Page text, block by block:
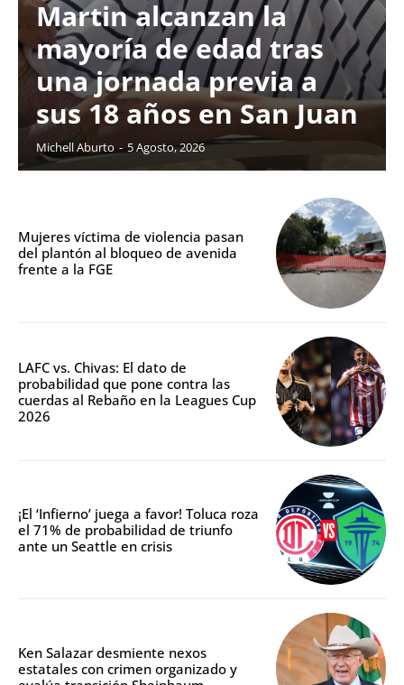
Martin alcanzan la
mayoría de edad tras
una jornada previa a
sus 18 años en San Juan
Michell Aburto - 5 Agosto, 2026
Mujeres víctima de violencia pasan
del plantón al bloqueo de avenida
frente a la FGE
LAFC vs. Chivas: El dato de
probabilidad que pone contra las
cuerdas al Rebaño en la Leagues Cup
2026
¡El ‘Infierno’ juega a favor! Toluca roza
el 71% de probabilidad de triunfo
ante un Seattle en crisis
Ken Salazar desmiente nexos
estatales con crimen organizado y